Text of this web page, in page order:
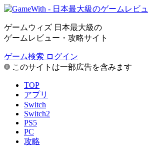
ゲームウィズ 日本最大級の
ゲームレビュー・攻略サイト
ゲーム検索 ログイン
このサイトは一部広告を含みます
TOP
アプリ
Switch
Switch2
PS5
PC
攻略